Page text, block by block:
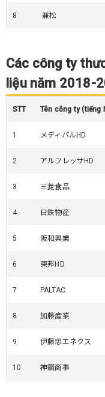
2019)
bán lẻ
điện
tử
tiêu
2019)
Ngành
2018-
8 兼松
Các công ty
liệu năm 2018-
STT Tên công ty (tiếng
1 メディパルHD
2 アルフレッサHD
3 三菱食品
4 日鉄物産
5 阪和興業
6 東邦HD
7 PALTAC
8 加藤産業
9 伊藤忠エネクス
10 神鋼商事